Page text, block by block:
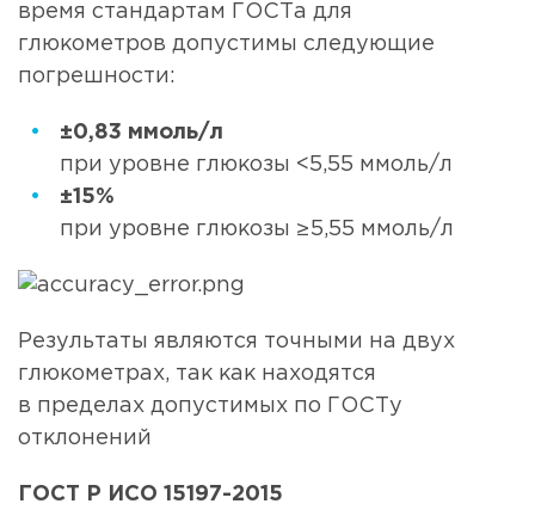
время стандартам ГОСТа для
глюкометров допустимы следующие
погрешности:
±0,83 ммоль/л
при уровне глюкозы <5,55 ммоль/л
±15%
при уровне глюкозы ≥5,55 ммоль/л
Результаты являются точными на двух
глюкометрах, так как находятся
в пределах допустимых по ГОСТу
отклонений
ГОСТ Р ИСО 15197-2015